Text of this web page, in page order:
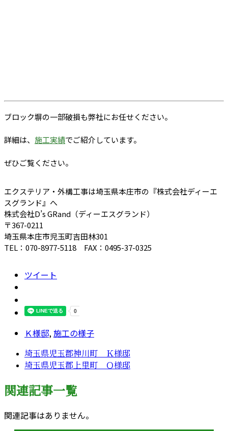
ブロック塀の一部破損も弊社にお任せください。
詳細は、 施工実績でご紹介しています。
ぜひご覧ください。
エクステリア・外構工事は埼玉県本庄市の『株式会社ディーエ
スグランド』へ
株式会社D’s GRand（ディーエスグランド）
〒367-0211
埼玉県本庄市児玉町吉田林301
TEL：070-8977-5118 FAX：0495-37-0325
ツイート
Ｋ様邸, 施工の様子
埼玉県児玉郡神川町 Ｋ様邸
埼玉県児玉郡上里町 Ｏ様邸
関連記事一覧
関連記事はありません。